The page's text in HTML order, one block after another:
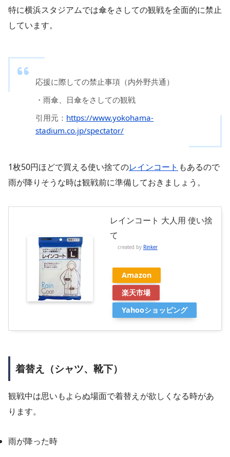
特に横浜スタジアムでは傘をさしての観戦を全面的に禁止
しています。
応援に際しての禁止事項（内外野共通）
・雨傘、日傘をさしての観戦
引用元： https://www.yokohama-
stadium.co.jp/spectator/
1枚50円ほどで買える使い捨てのレインコート もあるので
雨が降りそうな時は観戦前に準備しておきましょう。
レインコート 大人用 使い捨
て
created by Rinker
Amazon
楽天市場
Yahooショッピング
着替え（シャツ、靴下）
観戦中は思いもよらぬ場面で着替え が欲しくなる時があ
ります。
雨が降った時